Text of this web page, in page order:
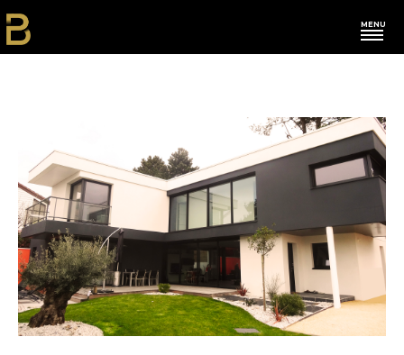
MENU
Commerces
Bureaux
Franchises
Habitations